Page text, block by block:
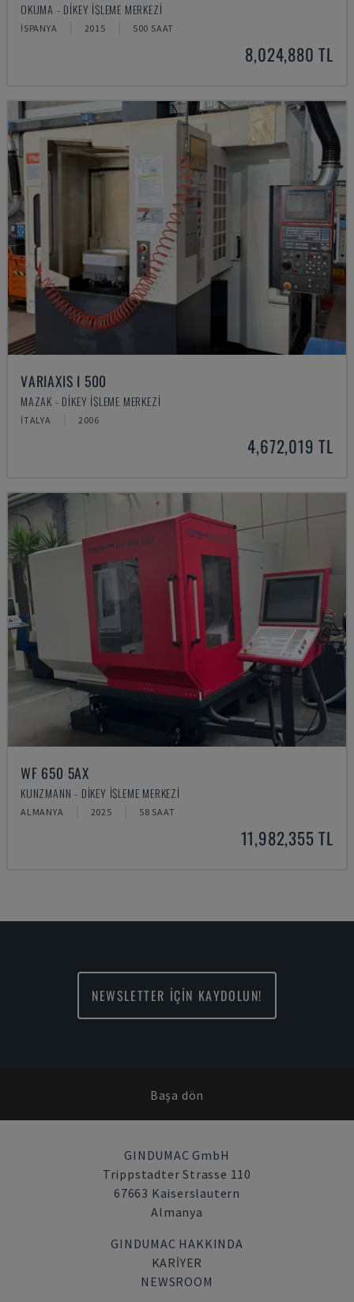
OKUMA - DIKEY İŞLEME MERKEZI
İSPANYA 2015 500 SAAT
8,024,880 TL
VARIAXIS I 500
MAZAK - DIKEY İŞLEME MERKEZI
İTALYA 2006
4,672,019 TL
WF 650 5AX
KUNZMANN - DIKEY İŞLEME MERKEZI
ALMANYA 2025 58 SAAT
11,982,355 TL
NEWSLETTER İÇİN KAYDOLUN!
Başa dön
GINDUMAC GmbH
Trippstadter Strasse 110
67663 Kaiserslautern
Almanya
GINDUMAC HAKKINDA
KARIYER
NEWSROOM